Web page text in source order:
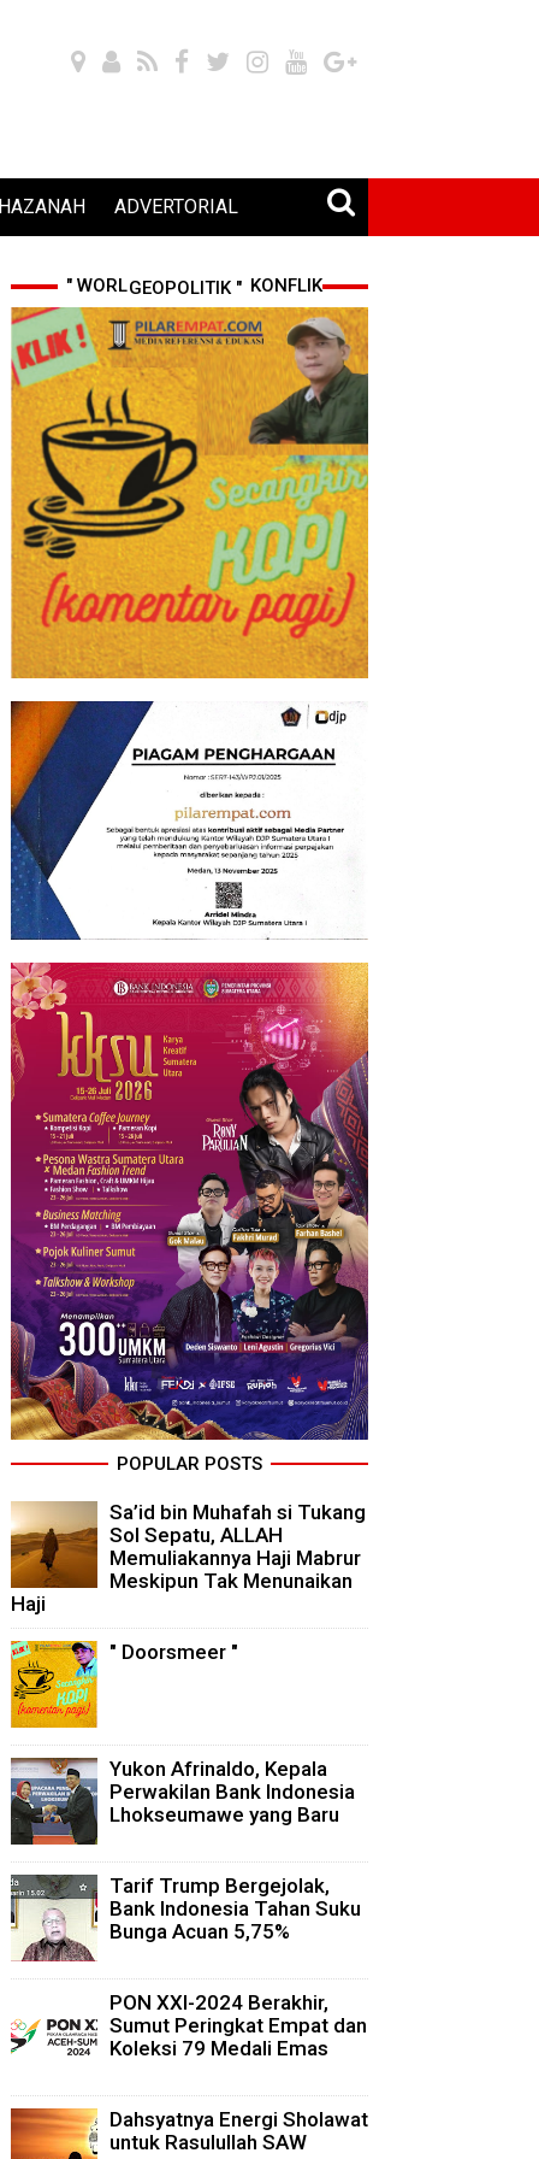
ADVERTORIAL
" WORLD CUP 2026 & KONFLIK GEOPOLITIK "
POPULAR POSTS
Sa’id bin Muhafah si Tukang
Sol Sepatu, ALLAH
Memuliakannya Haji Mabrur
Meskipun Tak Menunaikan
Haji
" Doorsmeer "
Yukon Afrinaldo, Kepala
Perwakilan Bank Indonesia
Lhokseumawe yang Baru
Tarif Trump Bergejolak,
Bank Indonesia Tahan Suku
Bunga Acuan 5,75%
PON XXI-2024 Berakhir,
Sumut Peringkat Empat dan
Koleksi 79 Medali Emas
Dahsyatnya Energi Sholawat
untuk Rasulullah SAW